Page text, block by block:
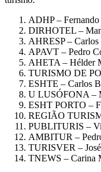
ADHP –
DIRHOTEL –
AHRESP – Carlos
APAVT – Pedro
AHETA – Hélder
TURISMO DE
ESHTE – Carlos
U LUSÓFONA –
ESHT PORTO –
REGIÃO
PUBLITURIS –
AMBITUR –
TURISVER –
TNEWS – Carina